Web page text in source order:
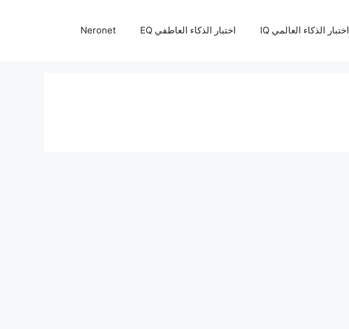
اختبار الذكاء العالمي IQ اختبار الذكاء العاطفي EQ Neronet